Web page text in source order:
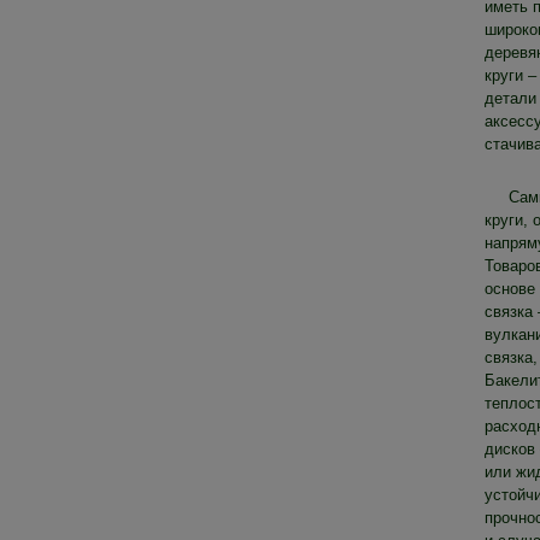
иметь
круги
детали
круги,
основе
связка
дисков
или